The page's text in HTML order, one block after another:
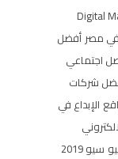
Digital
مصر أفضل
اجتماعي
شركات
الإبداع في
سيو 2019